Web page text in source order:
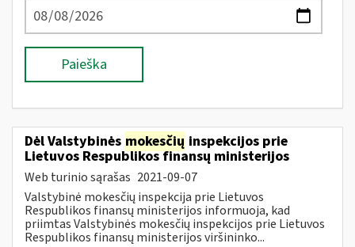
Paieška
Dėl Valstybinės mokesčių inspekcijos prie
Lietuvos Respublikos finansų ministerijos
Web turinio sąrašas 2021-09-07
Valstybinė mokesčių inspekcija prie Lietuvos
Respublikos finansų ministerijos informuoja, kad
priimtas Valstybinės mokesčių inspekcijos prie Lietuvos
Respublikos finansų ministerijos viršininko...